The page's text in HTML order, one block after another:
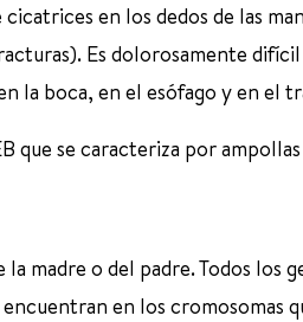
en los dedos de las
Es dolorosamente
la boca, en el esófago y en el
que se caracteriza por
madre o del padre. Todos los
en los cromosomas